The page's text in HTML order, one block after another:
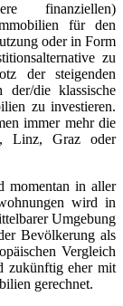
finanziellen)
für den
oder in Form
zu
der steigenden
der/die klassische
zu investieren.
immer mehr die
Linz, Graz oder
momentan in aller
wird in
Umgebung
Bevölkerung als
Vergleich
zukünftig eher mit
gerechnet.